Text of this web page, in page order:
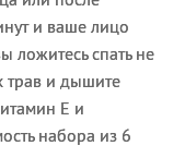
и ваше лицо
ложитесь спать не
трав и дышите
Е и
набора из 6